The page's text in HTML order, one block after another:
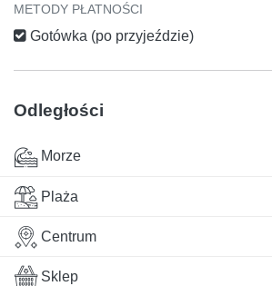
METODY PŁATNOŚCI
Gotówka (po przyjeździe)
Odległości
Morze
Plaża
Centrum
Sklep